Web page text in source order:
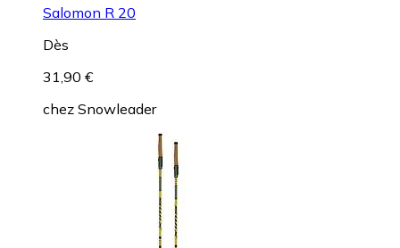
Salomon R 20
Dès
31,90 €
chez Snowleader